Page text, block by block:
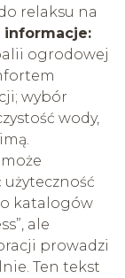
relaksu na
informacje:
ogrodowej
wybór
wody,
użyteczność
katalogów
ale
prowadzi
Ten tekst